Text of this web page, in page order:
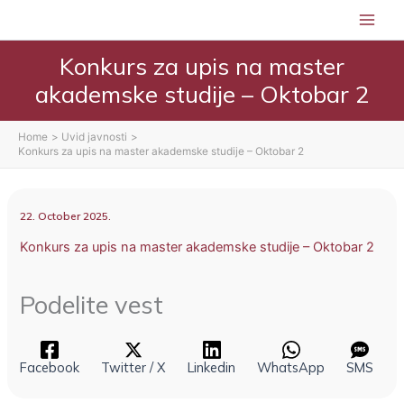
Konkurs za upis na master
akademske studije – Oktobar 2
Home
Uvid javnosti
Konkurs za upis na master akademske studije – Oktobar 2
22. October 2025.
Konkurs za upis na master akademske studije – Oktobar 2
Podelite vest
Facebook Twitter / X Linkedin WhatsApp SMS